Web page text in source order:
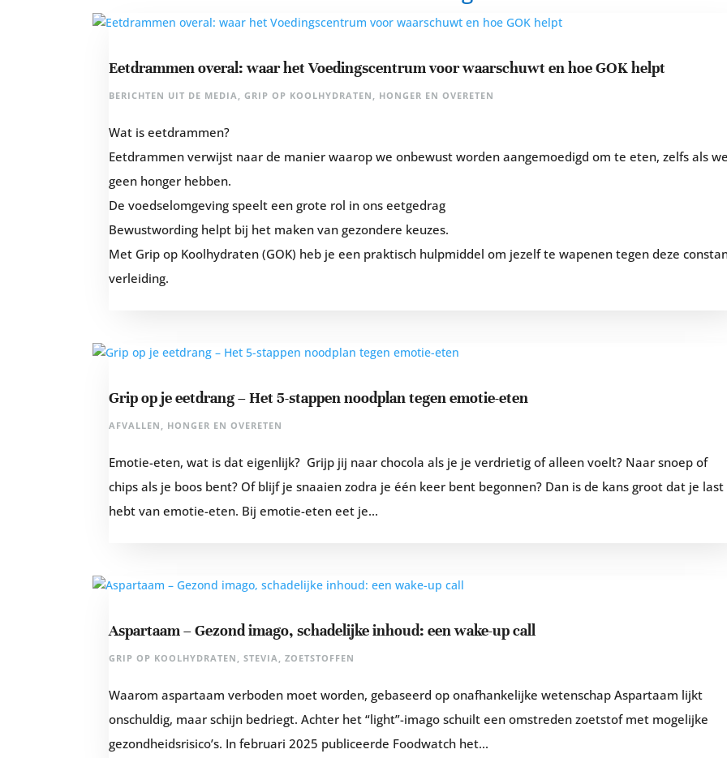
Eetdrammen overal: waar het Voedingscentrum voor waarschuwt en hoe GOK helpt
BERICHTEN UIT DE MEDIA,GRIP OP KOOLHYDRATEN , HONGER EN OVERETEN
Wat is eetdrammen?
Eetdrammen verwijst naar de manier waarop we onbewust worden aangemoedigd om te eten, zelfs als
geen honger hebben.
De voedselomgeving speelt een grote rol in ons eetgedrag
Bewustwording helpt bij het maken van gezondere keuzes.
Met Grip op Koolhydraten (GOK) heb je een praktisch hulpmiddel om jezelf te wapenen tegen deze
verleiding.
Grip op je eetdrang – Het 5-stappen noodplan tegen emotie-eten
AFVALLEN , HONGER EN OVERETEN
Emotie-eten, wat is dat eigenlijk? Grijp jij naar chocola als je je verdrietig of alleen voelt? Naar snoep of
chips als je boos bent? Of blijf je snaaien zodra je één keer bent begonnen? Dan is de kans groot dat je last
hebt van emotie-eten. Bij emotie-eten eet je...
Aspartaam – Gezond imago, schadelijke inhoud: een wake-up call
GRIP OP KOOLHYDRATEN ,STEVIA,ZOETSTOFFEN
Waarom aspartaam verboden moet worden, gebaseerd op onafhankelijke wetenschap Aspartaam lijkt
onschuldig, maar schijn bedriegt. Achter het “light”-imago schuilt een omstreden zoetstof met mogelijke
gezondheidsrisico’s. In februari 2025 publiceerde Foodwatch het...